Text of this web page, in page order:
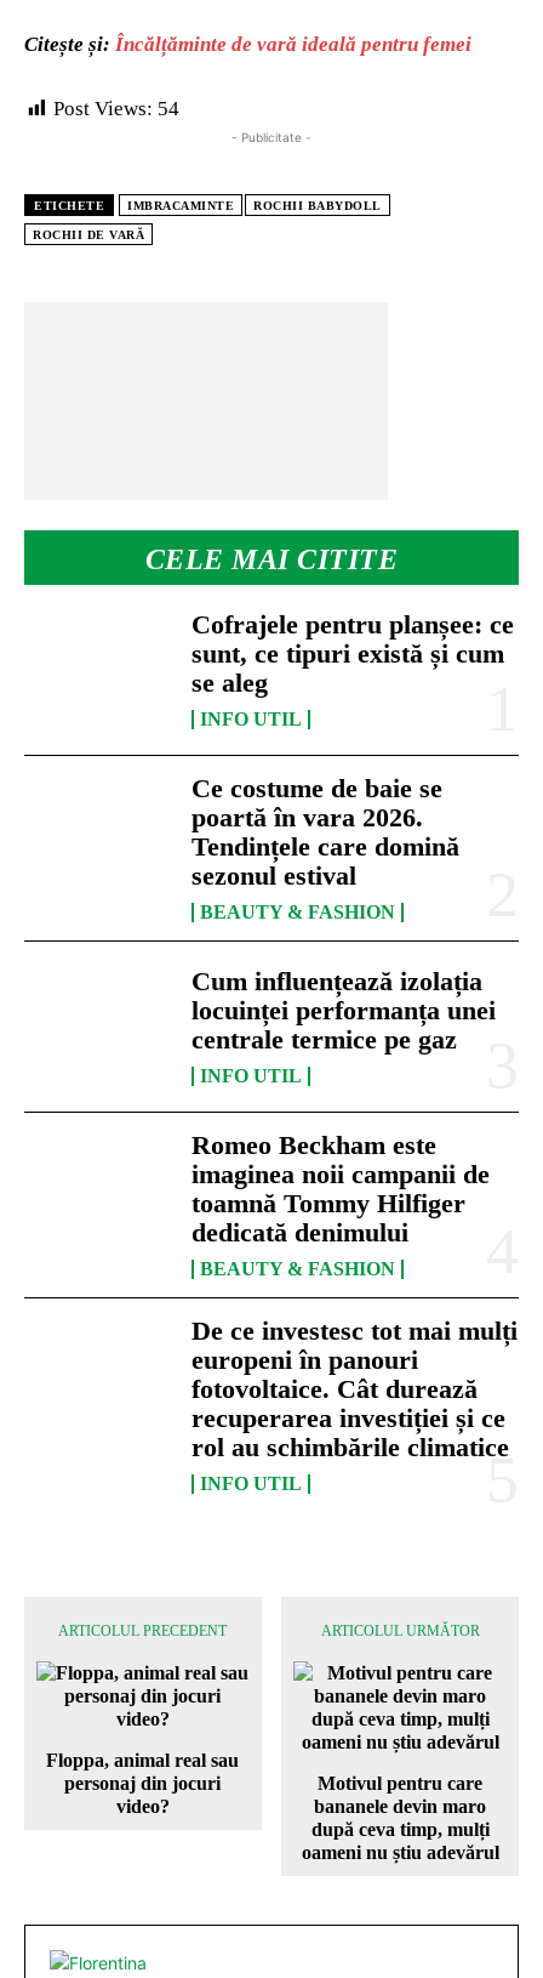
CELE MAI CITITE
Cofrajele pentru planșee: ce
sunt, ce tipuri există și cum
se aleg
INFO UTIL
Ce costume de baie se
poartă în vara 2026.
Tendințele care domină
sezonul estival
BEAUTY & FASHION
Cum influențează izolația
locuinței performanța unei
centrale termice pe gaz
INFO UTIL
Romeo Beckham este
imaginea noii campanii de
toamnă Tommy Hilfiger
dedicată denimului
BEAUTY & FASHION
De ce investesc tot mai mulți
europeni în panouri
fotovoltaice. Cât durează
recuperarea investiției și ce
rol au schimbările climatice
INFO UTIL
Citește și: Încălțăminte de vară ideală pentru femei
Post Views: 54
- Publicitate -
ETICHETE IMBRACAMINTE ROCHII BABYDOLL
ROCHII DE VARĂ
ARTICOLUL PRECEDENT
Floppa, animal real sau
personaj din jocuri
video?
ARTICOLUL URMĂTOR
Motivul pentru care
bananele devin maro
după ceva timp, mulți
oameni nu știu adevărul